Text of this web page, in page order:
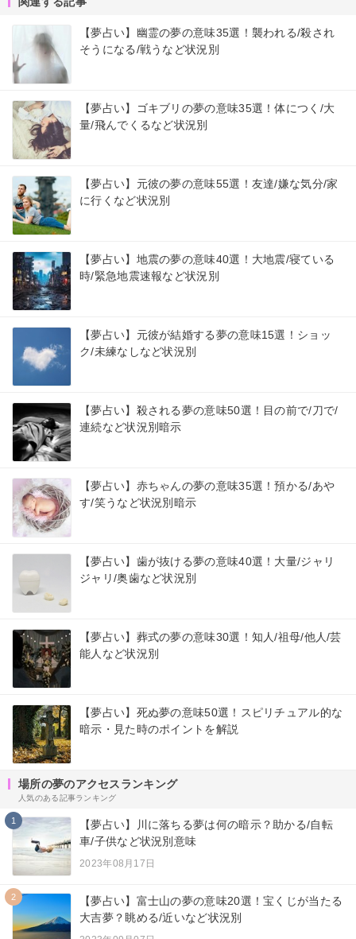
【夢占い】幽霊の夢の意味35選！襲われる/殺され
そうになる/戦うなど状況別
【夢占い】ゴキブリの夢の意味35選！体につく/大
量/飛んでくるなど状況別
【夢占い】元彼の夢の意味55選！友達/嫌な気分/家
に行くなど状況別
【夢占い】地震の夢の意味40選！大地震/寝ている
時/緊急地震速報など状況別
【夢占い】元彼が結婚する夢の意味15選！ショッ
ク/未練なしなど状況別
【夢占い】殺される夢の意味50選！目の前で/刀で/
連続など状況別暗示
【夢占い】赤ちゃんの夢の意味35選！預かる/あや
す/笑うなど状況別暗示
【夢占い】歯が抜ける夢の意味40選！大量/ジャリ
ジャリ/奥歯など状況別
【夢占い】葬式の夢の意味30選！知人/祖母/他人/芸
能人など状況別
【夢占い】死ぬ夢の意味50選！スピリチュアル的な
暗示・見た時のポイントを解説
場所の夢のアクセスランキング
人気のある記事ランキング
1
【夢占い】川に落ちる夢は何の暗示？助かる/自転
車/子供など状況別意味
2023年08月17日
2
【夢占い】富士山の夢の意味20選！宝くじが当たる
大吉夢？眺める/近いなど状況別